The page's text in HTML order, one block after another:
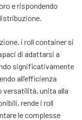
e rispondendo
i roll container si
di adattarsi a
significativamente
all’efficienza
versatilità, unita alla
rende i roll
le complesse